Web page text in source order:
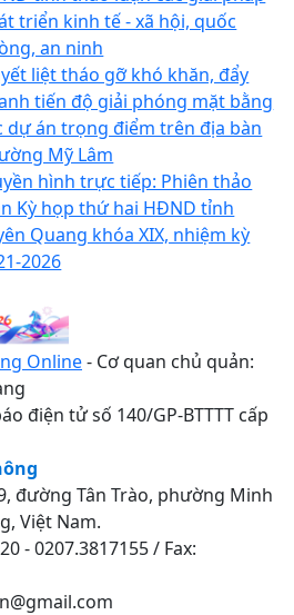
triển kinh tế - xã hội, quốc
an ninh
liệt tháo gỡ khó khăn, đẩy
tiến độ giải phóng mặt bằng
dự án trọng điểm trên địa bàn
Mỹ Lâm
hình trực tiếp: Phiên thảo
Kỳ họp thứ hai HĐND tỉnh
Quang khóa XIX, nhiệm kỳ
2026
Online- Cơ quan chủ quản:
điện tử số 140/GP-BTTTT cấp
đường Tân Trào, phường Minh
Việt Nam.
- 0207.3817155 / Fax: